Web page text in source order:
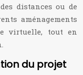
distances ou de
aménagements
virtuelle, tout en
du projet